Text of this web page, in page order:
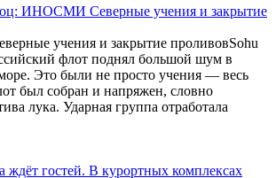
ИНОСМИ Северные учения и закрытие
учения и закрытие проливовSohu
флот поднял большой шум в
Это были не просто учения — весь
был собран и напряжен, словно
лука. Ударная группа отработала
ждёт гостей. В курортных комплексах